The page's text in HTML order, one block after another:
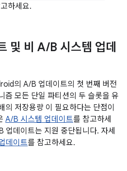
하세요.
및 비 A/B 시스템 업데
의 A/B 업데이트의 첫 번째 버전
즘 모든 단일 파티션의 두 슬롯을 유
의 저장용량 이 필요하다는 단점이
A/B 시스템 업데이트를 참고하세
업데이트는 지원 중단됩니다. 자세
데이트를 참고하세요.